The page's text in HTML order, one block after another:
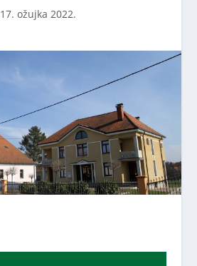
17. ožujka 2022.